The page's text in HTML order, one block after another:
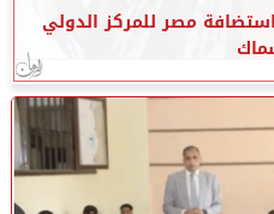
مصر للمركز الدولي